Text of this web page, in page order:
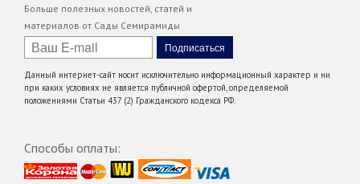
Больше полезных новостей, статей и
материалов от Сады Семирамиды
Данный интернет-сайт носит исключительно информационный характер и ни
при каких условиях не является публичной офертой, определяемой
положениями Статьи 437 (2) Гражданского кодекса РФ.
Способы оплаты: